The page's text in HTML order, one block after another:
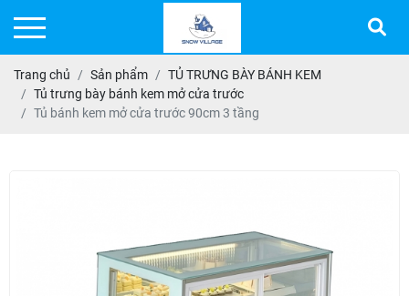
Trang chủ Sản phẩm
TỦ TRƯNG BÀY BÁNH KEM
Tủ trưng bày bánh kem mở cửa trước
Tủ bánh kem mở cửa trước 90cm 3 tầng